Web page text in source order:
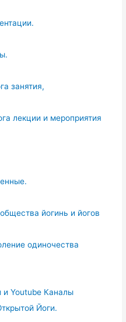
занятия,
лекции и мероприятия
йогинь и йогов
одиночества
и Youtube Каналы
Йоги.